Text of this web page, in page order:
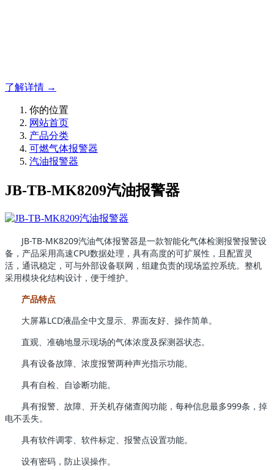
了解详情 →
你的位置
网站首页
产品分类
可燃气体报警器
汽油报警器
JB-TB-MK8209汽油报警器
JB-TB-MK8209汽油气体报警器是一款智能化气体检测报警报警设
备，产品采用高速CPU数据处理，具有高度的可扩展性，且配置灵
活，通讯稳定，可与外部设备联网，组建负责的现场监控系统。整机
采用模块化结构设计，便于维护。
产品特点
大屏幕LCD液晶全中文显示、界面友好、操作简单。
直观、准确地显示现场的气体浓度及探测器状态。
具有设备故障、浓度报警两种声光指示功能。
具有自检、自诊断功能。
具有报警、故障、开关机存储查阅功能，每种信息最多999条，掉
电不丢失。
具有软件调零、软件标定、报警点设置功能。
设有密码，防止误操作。